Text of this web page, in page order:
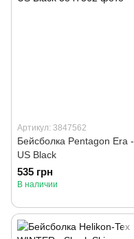
Артикул: 3847562
Бейсболка Pentagon Era -
US Black
535 грн
В наличии